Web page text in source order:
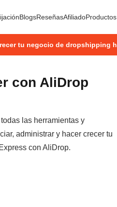
BlogsReseñasAfiliado
tu negocio de dropshipping
con AliDrop
las herramientas y
administrar y hacer crecer tu
con AliDrop.